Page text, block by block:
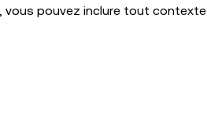
vous pouvez inclure tout